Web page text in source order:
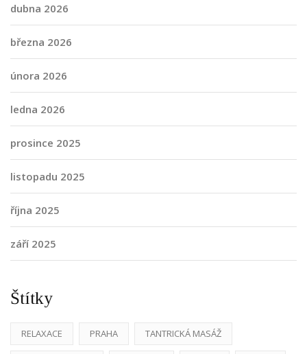
dubna 2026
března 2026
února 2026
ledna 2026
prosince 2025
listopadu 2025
října 2025
září 2025
Štítky
RELAXACE PRAHA TANTRICKÁ MASÁŽ